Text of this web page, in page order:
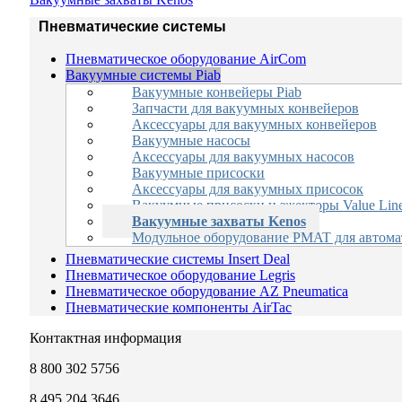
Пневматические системы
Пневматическое оборудование AirCom
Вакуумные системы Piab
Вакуумные конвейеры Piab
Запчасти для вакуумных конвейеров
Аксессуары для вакуумных конвейеров
Вакуумные насосы
Аксессуары для вакуумных насосов
Вакуумные присоски
Аксессуары для вакуумных присосок
Вакуумные присоски и эжекторы Value
Вакуумные захваты Kenos
Модульное оборудование PMAT для
Пневматические системы Insert Deal
Пневматическое оборудование Legris
Пневматическое оборудование AZ Pneumatica
Пневматические компоненты AirTac
Контактная информация
8 800 302 5756
8 495 204 3646